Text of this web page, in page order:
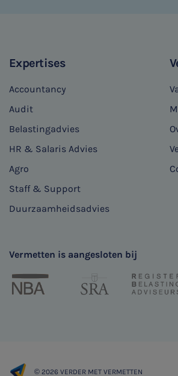
Expertises
Accountancy
Audit
Belastingadvies
HR & Salaris Advies
Agro
Staff & Support
Duurzaamheidsadvies
Vermetten is aangesloten bij
© 2026 VERDER MET VERMETTEN